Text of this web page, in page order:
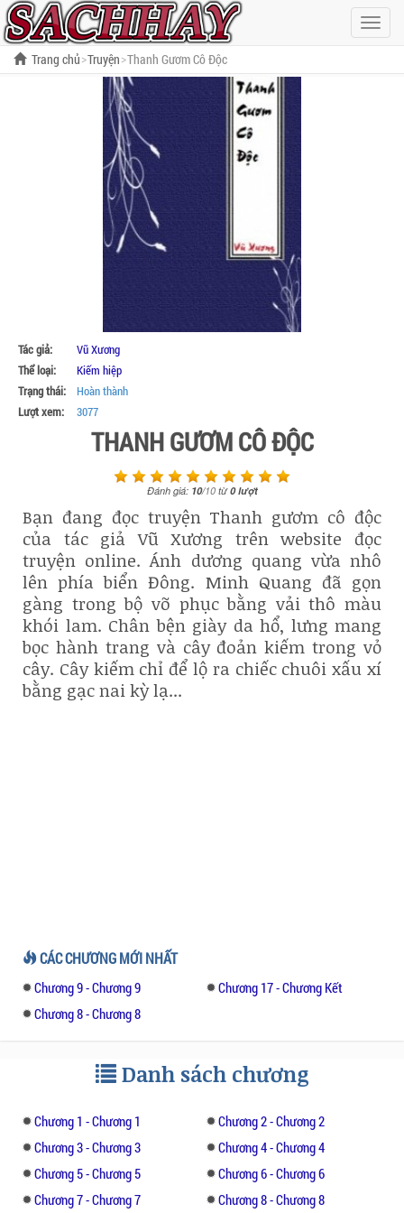
Hiện
menu
Trang chủ Truyện Thanh Gươm Cô Độc
Tác giả:
Vũ Xương
Thể loại:
Kiếm hiệp
Trạng thái:
Hoàn thành
Lượt xem:
3077
THANH GƯƠM CÔ ĐỘC
Đánh giá: 10/10từ0lượt
Bạn đang đọc truyện Thanh gươm cô độc
của tác giả Vũ Xương trên website đọc
truyện online. Ánh dương quang vừa nhô
lên phía biển Đông. Minh Quang đã gọn
gàng trong bộ võ phục bằng vải thô màu
khói lam. Chân bện giày da hổ, lưng mang
bọc hành trang và cây đoản kiếm trong vỏ
cây. Cây kiếm chỉ để lộ ra chiếc chuôi xấu xí
bằng gạc nai kỳ lạ...
CÁC CHƯƠNG MỚI NHẤT
Chương 9 - Chương 9
Chương 17 - Chương Kết
Chương 8 - Chương 8
Danh sách chương
Chương 1 - Chương 1
Chương 2 - Chương 2
Chương 3 - Chương 3
Chương 4 - Chương 4
Chương 5 - Chương 5
Chương 6 - Chương 6
Chương 7 - Chương 7
Chương 8 - Chương 8